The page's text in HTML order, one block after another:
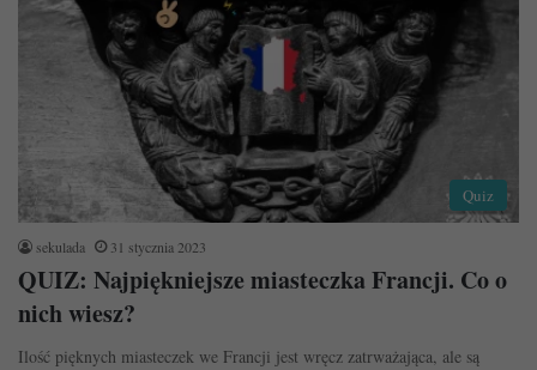
Quiz
sekulada 31 stycznia 2023
QUIZ: Najpiękniejsze miasteczka Francji. Co o
nich wiesz?
Ilość pięknych miasteczek we Francji jest wręcz zatrważająca, ale są